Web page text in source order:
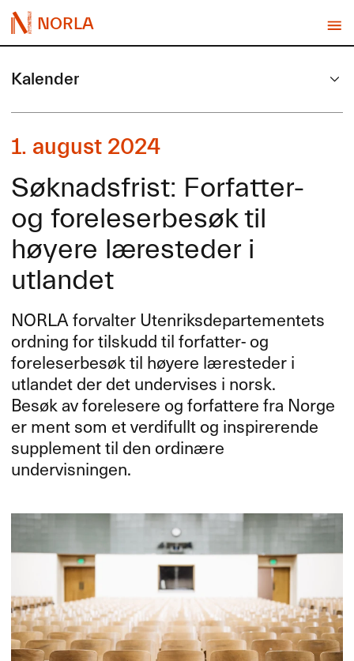
NORLA
Kalender
1. august 2024
Søknadsfrist: Forfatter-
og foreleserbesøk til
høyere læresteder i
utlandet
NORLAforvalter Utenriksdepartementets
ordning for tilskudd til forfatter- og
foreleserbesøk til høyere læresteder i
utlandet der det undervises i norsk.
Besøk av forelesere og forfattere fra Norge
er ment som et verdifullt og inspirerende
supplement til den ordinære
undervisningen.